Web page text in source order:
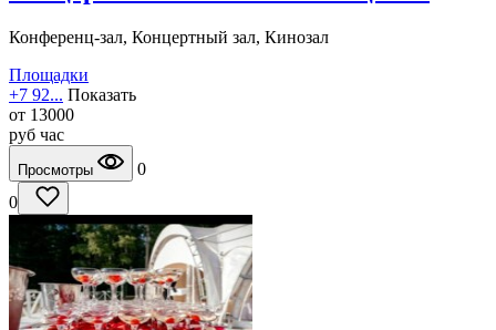
Конференц-зал, Концертный зал, Кинозал
Площадки
+7 92... Показать
от 13000
руб час
Просмотры
0
0